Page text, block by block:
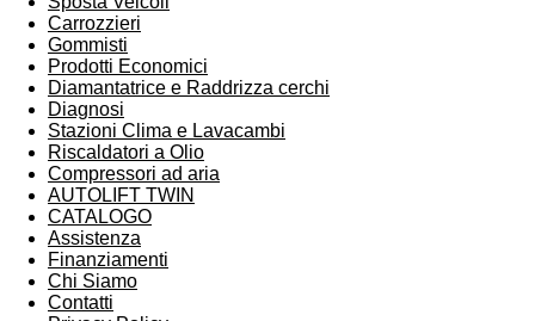
Carrozzieri
Gommisti
Prodotti Economici
Diamantatrice e Raddrizza cerchi
Diagnosi
Stazioni Clima e Lavacambi
Riscaldatori a Olio
Compressori ad aria
AUTOLIFT TWIN
CATALOGO
Assistenza
Finanziamenti
Chi Siamo
Contatti